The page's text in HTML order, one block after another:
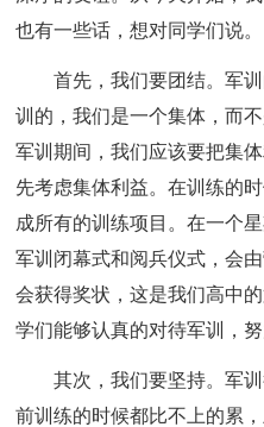
也有一些话，想对同学们说。
首先，我们要团结。军
训的，我们是一个集体，而
军训期间，我们应该要把集
先考虑集体利益。在训练的
成所有的训练项目。在一个
军训闭幕式和阅兵仪式，会
会获得奖状，这是我们高中
学们能够认真的对待军训，努
其次，我们要坚持。军
前训练的时候都比不上的累